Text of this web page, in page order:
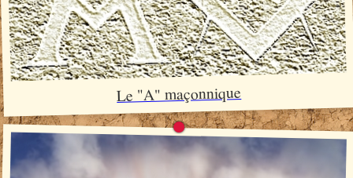
Le "A" maçonnique